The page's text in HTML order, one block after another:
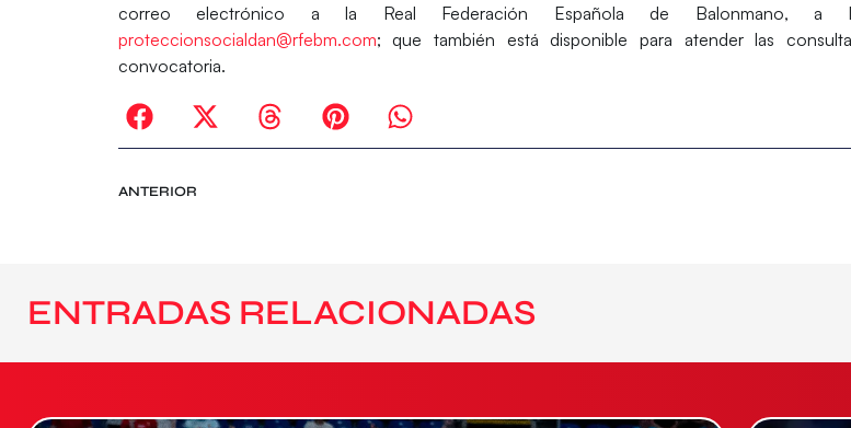
correo electrónico a la Real Federación Española de Balonmano, a
proteccionsocialdan@rfebm.com; que también está disponible para atender las
convocatoria.
ANTERIOR
ENTRADAS RELACIONADAS